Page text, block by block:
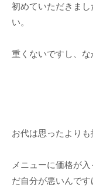
初めていただきま
い。
重くないですし、な
お代は思ったよりも
メニューに価格が
だ自分が悪いんで